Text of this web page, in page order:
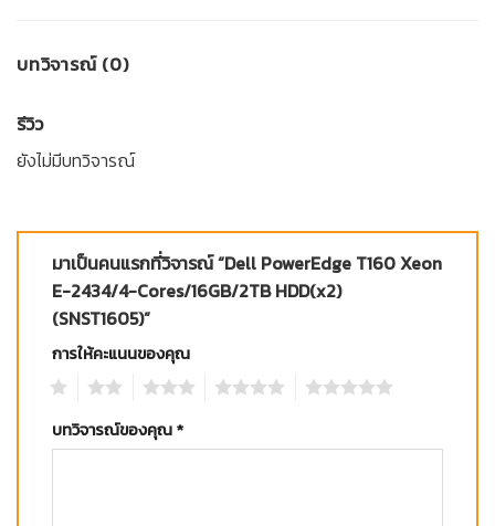
บทวิจารณ์ (0)
รีวิว
ยังไม่มีบทวิจารณ์
มาเป็นคนแรกที่วิจารณ์ “Dell PowerEdge T160 Xeon
E-2434/4-Cores/16GB/2TB HDD(x2)
(SNST1605)”
การให้คะแนนของคุณ
บทวิจารณ์ของคุณ*